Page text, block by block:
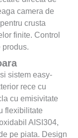
camera de
crusta
finite. Control
produs.
sistem easy-
rece cu
cu emisivitate
flexibilitate
AISI304,
pe piata. Design